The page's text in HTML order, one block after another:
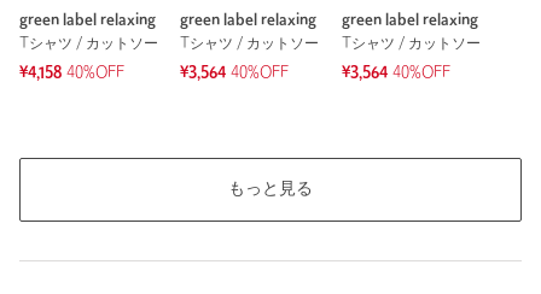
green label relaxing
Tシャツ / カットソー
¥4,158 40%OFF
green label relaxing
Tシャツ / カットソー
¥3,564 40%OFF
green label relaxing
Tシャツ / カットソー
¥3,564 40%OFF
もっと見る